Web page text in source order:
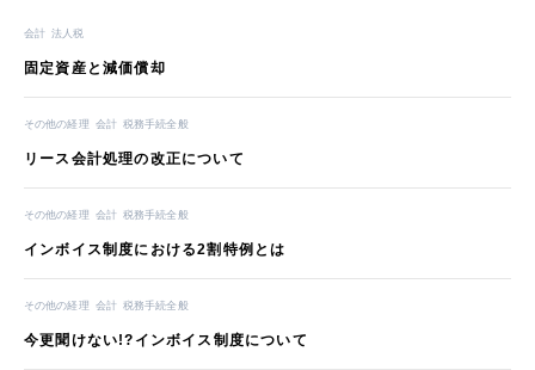
会計 法人税
固定資産と減価償却
その他の経理 会計 税務手続全般
リース会計処理の改正について
その他の経理 会計 税務手続全般
インボイス制度における2割特例とは
その他の経理 会計 税務手続全般
今更聞けない!?インボイス制度について